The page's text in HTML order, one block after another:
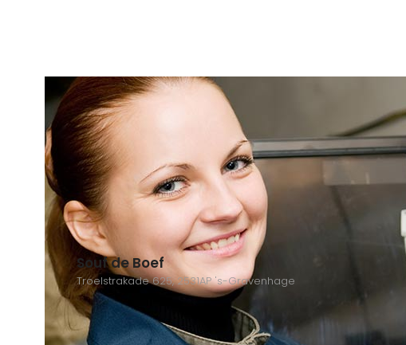
Souf de Boef
Troelstrakade 625, 2531AP 's-Gravenhage